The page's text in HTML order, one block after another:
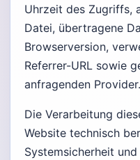
Uhrzeit des Zugriffs,
Datei, übertragene
Browserversion,
Referrer-URL sowie
anfragenden Provider.
Die Verarbeitung
Website technisch
Systemsicherheit